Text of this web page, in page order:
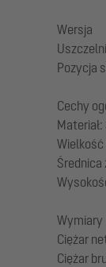
Wersja
Pozycja
Cechy
Wielkość
Średnica
Wymiary
Ciężar
Ciężar